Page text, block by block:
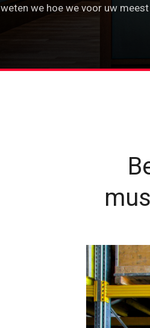
weten we hoe we voor uw